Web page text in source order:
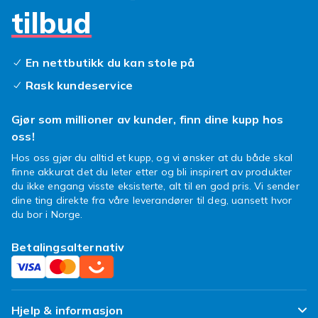
gjør skinnmaterialet at forkleet bare blir
vakrere jo mer du bruker det.
Utforsk vårt brede utvalg av skinnforklær og
finn din favoritt. Velg mellom forskjellige
dine behov. Handle nå og gjør et kupp som
eventyr. Handle her og løft kjøkkenet ditt til
nye høyder med et skinnforkle!
Se også:Borddekking,Brikker
Kjøkkenredskap
Kjøkkenavdelingen
tilbud
En nettbutikk du kan stole på
Rask kundeservice
Gjør som millioner av kunder, finn dine kupp hos
oss!
Hos oss gjør du alltid et kupp, og vi ønsker at du både skal
finne akkurat det du leter etter og bli inspirert av produkter
du ikke engang visste eksisterte, alt til en god pris. Vi sender
dine ting direkte fra våre leverandører til deg, uansett hvor
du bor i Norge.
Betalingsalternativ
Hjelp & informasjon